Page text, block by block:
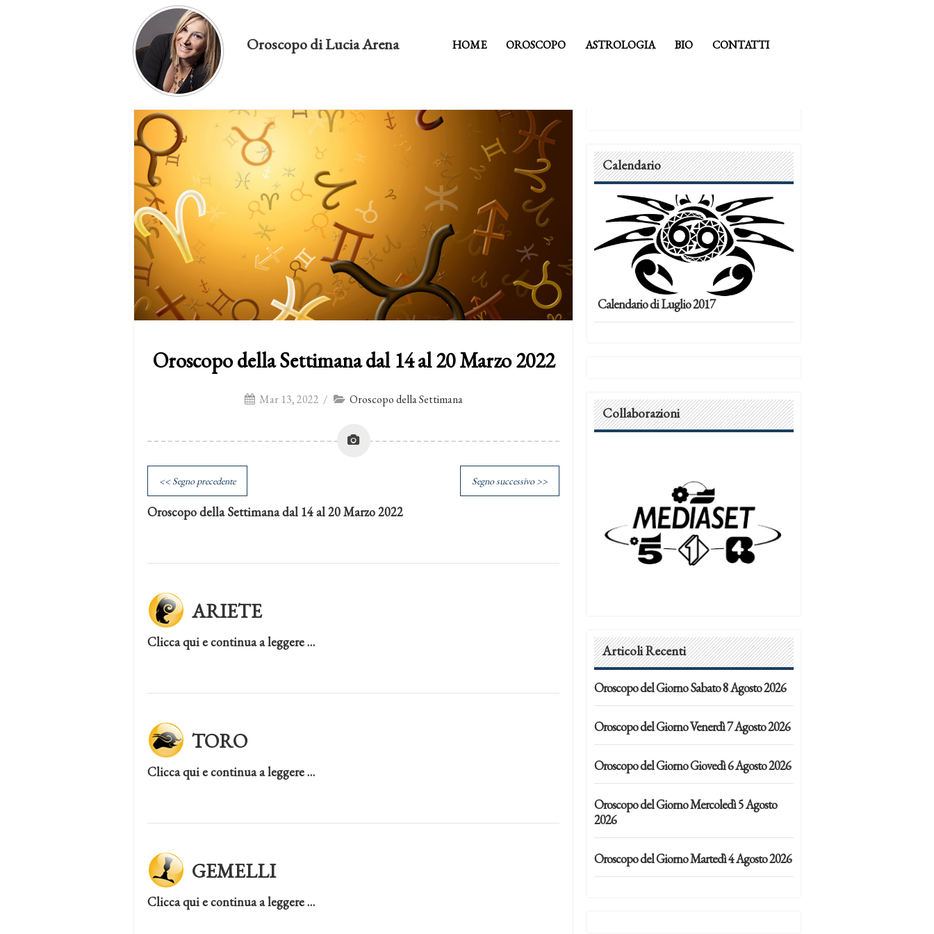
Oroscopo di Lucia Arena HOME OROSCOPO ASTROLOGIA BIO CONTATTI
Oroscopo della Settimana dal 14 al 20 Marzo 2022
Mar 13, 2022 / Oroscopo della Settimana
<< Segno precedente Segno successivo >>
Oroscopo della Settimana dal 14 al 20 Marzo 2022
ARIETE
Clicca qui e continua a leggere …
TORO
Clicca qui e continua a leggere …
GEMELLI
Clicca qui e continua a leggere …
Calendario
Calendario di Luglio 2017
Collaborazioni
Articoli Recenti
Oroscopo del Giorno Sabato 8 Agosto 2026
Oroscopo del Giorno Venerdì 7 Agosto 2026
Oroscopo del Giorno Giovedì 6 Agosto 2026
Oroscopo del Giorno Mercoledì 5 Agosto
2026
Oroscopo del Giorno Martedì 4 Agosto 2026